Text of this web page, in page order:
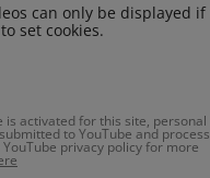
can only be displayed if
set cookies.
is activated for this site, personal
to YouTube and
YouTube privacy policy for more